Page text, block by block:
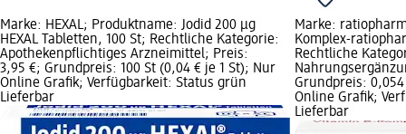
Marke: HEXAL; Produktname: Jodid 200 µg
HEXAL Tabletten, 100 St; Rechtliche Kategorie:
Apothekenpflichtiges Arzneimittel; Preis:
3,95 €; Grundpreis: 100 St (0,04 € je 1 St); Nur
Online Grafik; Verfügbarkeit: Status grün
Lieferbar
Marke:
Komplex-
Rechtliche
Grundpreis:
Online Grafik;
Lieferbar